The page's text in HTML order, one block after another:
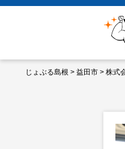
じょぶる島根 > 益田市 > 株式